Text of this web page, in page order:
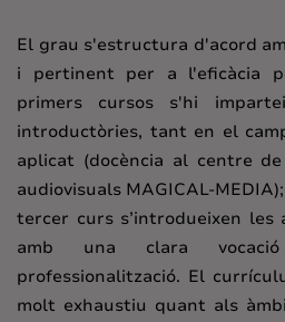
El grau s'estructura d'acord
i pertinent per a l'eficàcia
primers cursos s'hi
introductòries, tant en el
aplicat (docència al centre
audiovisuals MAGICAL-
tercer curs s’introdueixen les
amb una clara vocació
professionalització. El
molt exhaustiu quant als